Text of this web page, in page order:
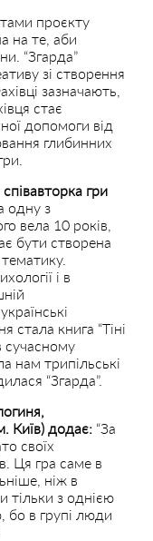
проєкту
на те, аби
“Згарда”
зі створення
зазначають,
стає
допомоги від
глибинних
гри
одну з
вела 10 років,
бути створена
і в
стала книга “Тіні
сучасному
нам трипільські
“Згарда”.
Київ) додає: “За
своїх
Ця гра саме в
ніж в
тільки з однією
в групі люди